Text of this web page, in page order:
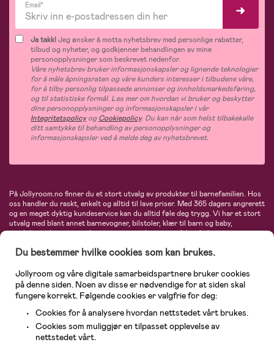
Email*
Ja takk!Jeg ønsker å motta nyhetsbrev med personlige rabatter,
tilbud og nyheter, og godkjenner behandlingen av mine
personopplysninger som beskrevet nedenfor.
Våre nyhetsbrev bruker informasjonskapsler og lignende teknologier
for å måle åpningsraten og våre kunders interesser i tilbudene våre,
for å tilby personlig tilpassede annonser og innholdsmarkedsføring,
og til statistiske formål. Les mer om hvordan vi bruker og beskytter
dine personopplysninger og informasjonskapsler i vår
IntegritetspolicyogCookiepolicy. Du kan når som helst tilbakekalle
ditt samtykke til behandling av personopplysninger og
informasjonskapsler ved å melde deg av nyhetsbrevet.
På Jollyroom.no finner du et stort utvalg av produkter til barnefamilien. Hos
oss handler du raskt, enkelt og alltid til lave priser. Med 365 dagers angrerett
og en meget dyktig kundeservice kan du alltid føle deg trygg. Vi har et stort
utvalg med blant annet barnevogner, bilstoler, klær til barn og baby,
produkter til mor, mengder av inspirerende interiør, leker, babyustyr og mye
Maxi-Cosi, Baby Jogger, BabyBjörn, Didriksons, KidKraft, Ergobaby, Philips
største nettbutikk for barn og baby!
Du bestemmer hvilke cookies som kan brukes.
Jollyroom og våre digitale samarbeidspartnere bruker cookies
på denne siden. Noen av disse er nødvendige for at siden skal
fungere korrekt. Følgende cookies er valgfrie for deg:
Cookies for å analysere hvordan nettstedet vårt brukes.
Cookies som muliggjør en tilpasset opplevelse av
nettstedet vårt.